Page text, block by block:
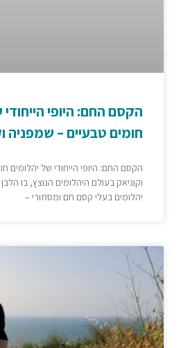
הקסם החם: היופי
חומים טבעיים – שמפניה
הקסם החם: היופי הייחודי של יהלומים
וקוניאק בעולם היהלומים הנוצץ, בו
יהלומים בעלי קסם חם ומסתורי –